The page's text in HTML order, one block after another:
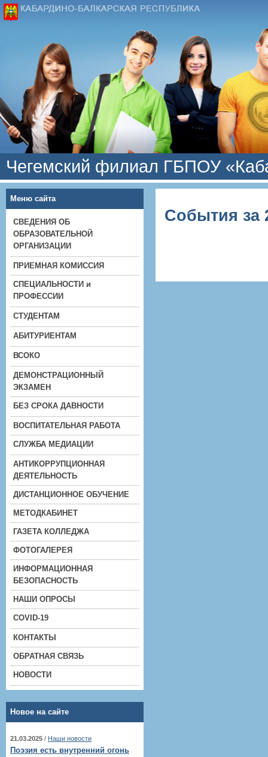
Чегемский филиал ГБПОУ
Меню сайта
СВЕДЕНИЯ ОБ
ОБРАЗОВАТЕЛЬНОЙ
ОРГАНИЗАЦИИ
ПРИЕМНАЯ КОМИССИЯ
СПЕЦИАЛЬНОСТИ и
ПРОФЕССИИ
СТУДЕНТАМ
АБИТУРИЕНТАМ
ВСОКО
ДЕМОНСТРАЦИОННЫЙ
ЭКЗАМЕН
БЕЗ СРОКА ДАВНОСТИ
ВОСПИТАТЕЛЬНАЯ РАБОТА
СЛУЖБА МЕДИАЦИИ
АНТИКОРРУПЦИОННАЯ
ДЕЯТЕЛЬНОСТЬ
ДИСТАНЦИОННОЕ ОБУЧЕНИЕ
МЕТОДКАБИНЕТ
ГАЗЕТА КОЛЛЕДЖА
ФОТОГАЛЕРЕЯ
ИНФОРМАЦИОННАЯ
БЕЗОПАСНОСТЬ
НАШИ ОПРОСЫ
COVID-19
КОНТАКТЫ
ОБРАТНАЯ СВЯЗЬ
НОВОСТИ
Новое на сайте
21.03.2025 / Наши новости
Поэзия есть внутренний огонь
События за